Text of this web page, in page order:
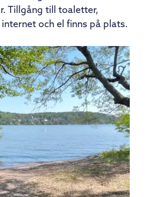
Tillgång till toaletter,
och el finns på plats.